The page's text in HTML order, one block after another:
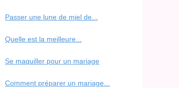
Passer une lune de miel de...
Quelle est la meilleure...
Se maquiller pour un mariage
Comment préparer un mariage...